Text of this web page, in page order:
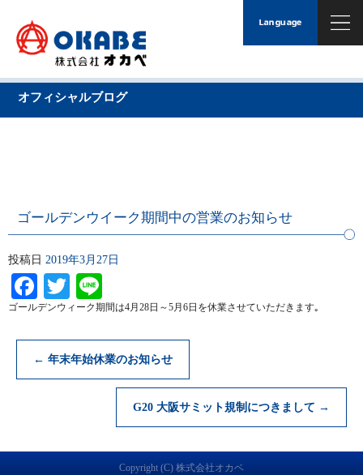
オフィシャルブログ
ゴールデンウイーク期間中の営業のお知らせ
投稿日 2019年3月27日
Facebook
Twitter
ゴールデンウィーク期間は4月28日～5月6日を休業させていただきます｡
← 年末年始休業のお知らせ
G20 大阪サミット規制につきまして →
Copyright (C) 株式会社オカベ